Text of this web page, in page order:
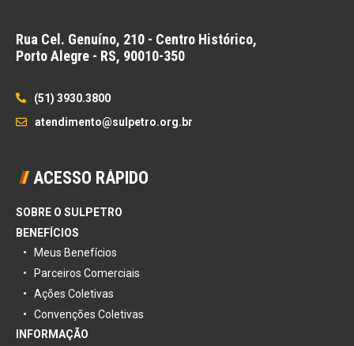
Rua Cel. Genuíno, 210 - Centro Histórico,
Porto Alegre - RS, 90010-350
(51) 3930.3800
atendimento@sulpetro.org.br
ACESSO RÁPIDO
SOBRE O SULPETRO
BENEFÍCIOS
Meus Benefícios
Parceiros Comerciais
Ações Coletivas
Convenções Coletivas
INFORMAÇÃO